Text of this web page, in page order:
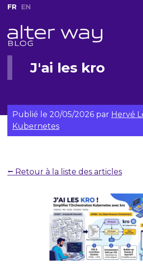
FR EN
J'ai les kro
Publié le 20/05/2026 par Hervé
Kubernetes
⭠ Retour à la liste des articles